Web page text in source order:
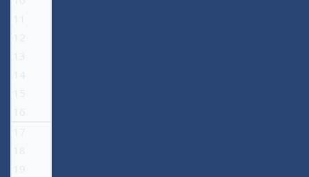
11
12
13
14
15
16
17
18
19